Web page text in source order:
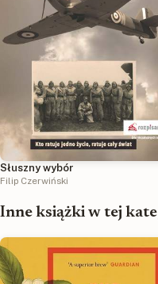
Słuszny wybór
Filip Czerwiński
Inne książki w tej